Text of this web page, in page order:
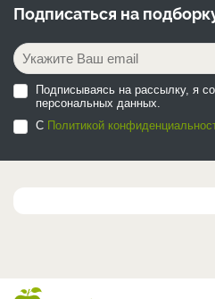
Подписаться на
Подписываясь на рассылку, я
персональных данных.
С Политикой